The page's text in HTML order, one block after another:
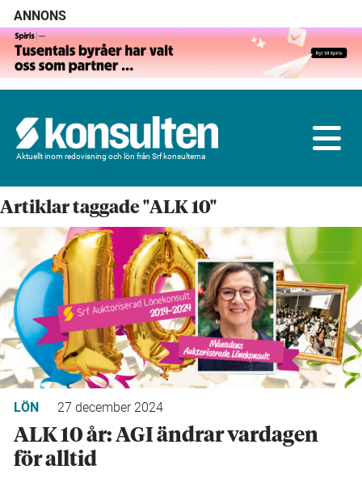
ANNONS
Aktuellt inom redovisning och lön från Srf konsulterna
Artiklar taggade "ALK 10"
LÖN 27 december 2024
ALK 10 år: AGI ändrar vardagen
för alltid